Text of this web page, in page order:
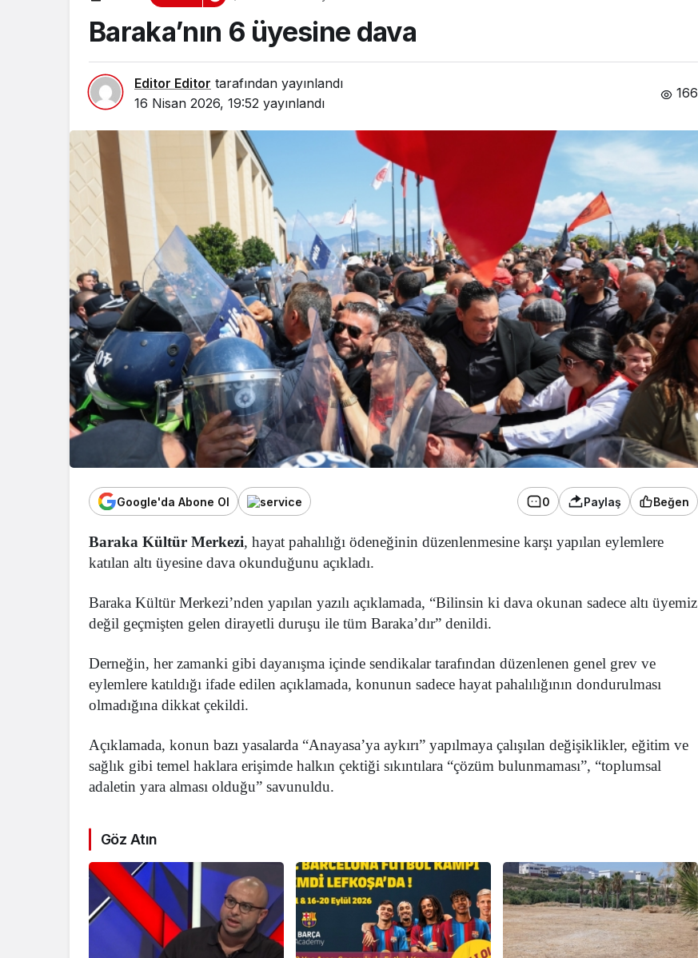
Baraka’nın 6 üyesine dava
Editor Editor tarafından yayınlandı
16 Nisan 2026, 19:52 yayınlandı
166
Google'da Abone Ol 0 Paylaş Beğen
Baraka Kültür Merkezi, hayat pahalılığı ödeneğinin düzenlenmesine karşı yapılan eylemlere
katılan altı üyesine dava okunduğunu açıkladı.
Baraka Kültür Merkezi’nden yapılan yazılı açıklamada, “Bilinsin ki dava okunan sadece altı üyemiz
değil geçmişten gelen dirayetli duruşu ile tüm Baraka’dır” denildi.
Derneğin, her zamanki gibi dayanışma içinde sendikalar tarafından düzenlenen genel grev ve
eylemlere katıldığı ifade edilen açıklamada, konunun sadece hayat pahalılığının dondurulması
olmadığına dikkat çekildi.
Açıklamada, konun bazı yasalarda “Anayasa’ya aykırı” yapılmaya çalışılan değişiklikler, eğitim ve
sağlık gibi temel haklara erişimde halkın çektiği sıkıntılara “çözüm bulunmaması”, “toplumsal
adaletin yara alması olduğu” savunuldu.
Göz Atın